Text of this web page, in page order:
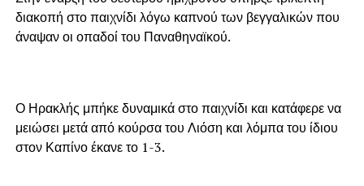
διακοπή στο παιχνίδι λόγω καπνού των βεγγαλικών που
άναψαν οι οπαδοί του Παναθηναϊκού.
Ο Ηρακλής μπήκε δυναμικά στο παιχνίδι και κατάφερε να
μειώσει μετά από κούρσα του Λιόση και λόμπα του ίδιου
στον Καπίνο έκανε το 1-3.